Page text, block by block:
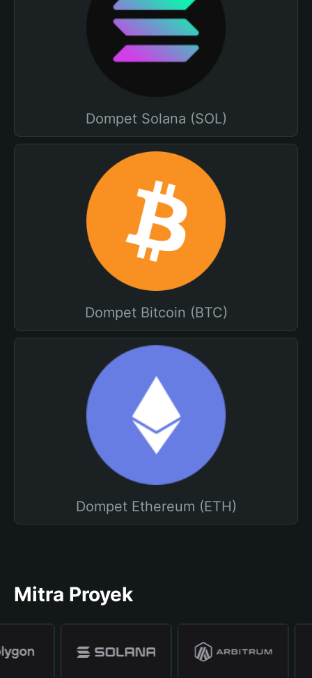
Dompet Solana (SOL)
Dompet Bitcoin (BTC)
Dompet Ethereum (ETH)
Mitra Proyek